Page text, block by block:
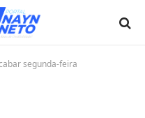
segunda-feira